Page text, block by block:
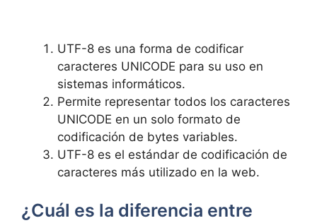
UTF-8 es una forma de codificar
caracteres UNICODE para su uso en
sistemas informáticos.
Permite representar todos los caracteres
UNICODE en un solo formato de
codificación de bytes variables.
UTF-8 es el⁢ estándar de codificación de
caracteres más utilizado en la web.
¿Cuál es la diferencia entre